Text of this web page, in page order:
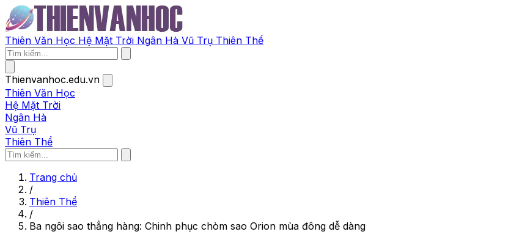
Thiên Văn Học Hệ Mặt Trời Ngân Hà Vũ Trụ Thiên Thể
Thienvanhoc.edu.vn
Thiên Văn Học
Hệ Mặt Trời
Ngân Hà
Vũ Trụ
Thiên Thể
Trang chủ
/
Thiên Thể
/
Ba ngôi sao thẳng hàng: Chinh phục chòm sao Orion mùa đông dễ dàng